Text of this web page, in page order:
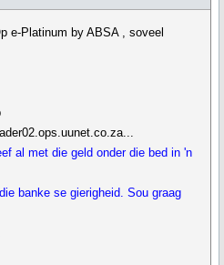
e-Platinum by ABSA , soveel
al met die geld onder die bed in 'n
banke se gierigheid. Sou graag